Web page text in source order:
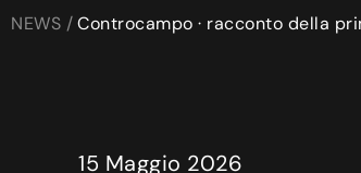
NEWS /Controcampo · racconto della
15 Maggio 2026